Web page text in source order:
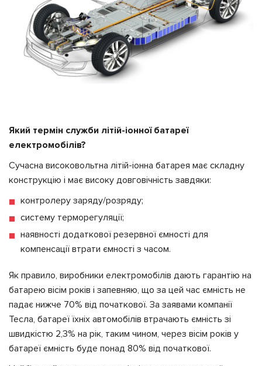
Який термін служби літій-іонної батареї
електромобілів?
Сучасна високовольтна літій-іонна батарея має складну
конструкцію і має високу довговічність завдяки:
контролеру заряду/розряду;
систему терморегуляції;
наявності додаткової резервної ємності для
компенсації втрати ємності з часом.
Як правило, виробники електромобілів дають гарантію на
батарею вісім років і запевняю, що за цей час ємність не
падає нижче 70% від початкової. За заявами компанії
Тесла, батареї їхніх автомобілів втрачають ємність зі
швидкістю 2,3% на рік, таким чином, через вісім років у
батареї ємність буде понад 80% від початкової.